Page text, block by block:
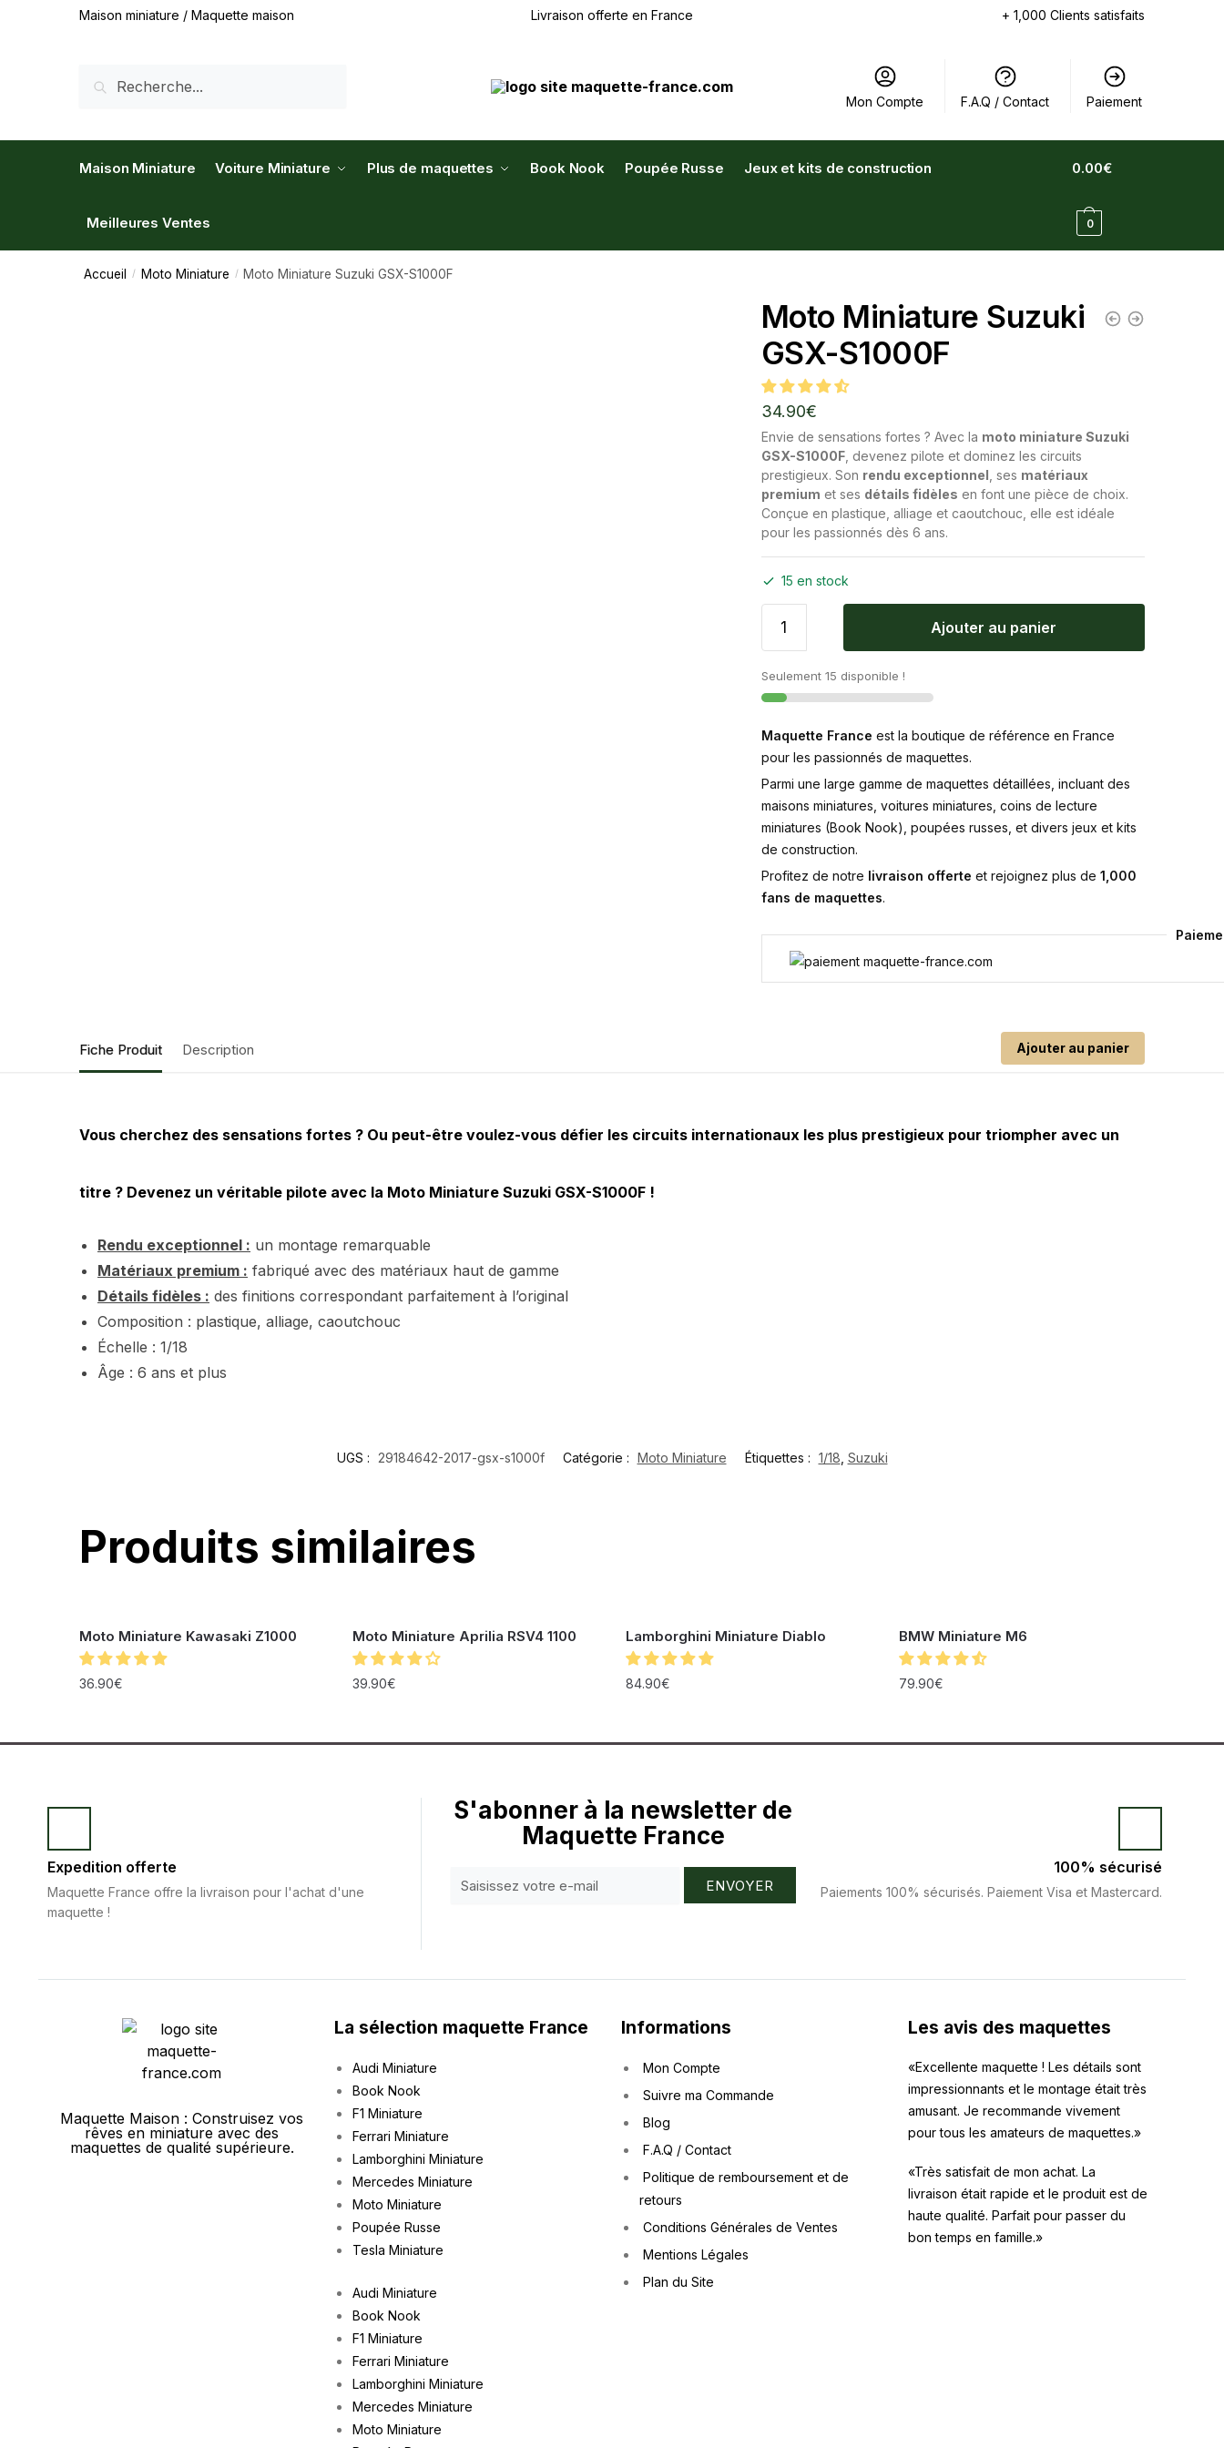
Maison miniature / Maquette maison Livraison offerte en France + 1,000 Clients satisfaits
Mon Compte F.A.Q / Contact Paiement
Maison Miniature Voiture Miniature Plus de maquettes Book Nook Poupée Russe Jeux et kits de construction
Meilleures Ventes
0.00€
0
Accueil / Moto Miniature / Moto Miniature Suzuki GSX-S1000F
Moto Miniature Suzuki
GSX-S1000F
34.90€
Envie de sensations fortes ? Avec la moto miniature Suzuki
GSX-S1000F, devenez pilote et dominez les circuits
prestigieux. Son rendu exceptionnel , ses matériaux
premium et ses détails fidèles en font une pièce de choix.
Conçue en plastique, alliage et caoutchouc, elle est idéale
pour les passionnés dès 6 ans.
15 en stock
Ajouter au panier
Seulement 15 disponible !
Maquette France est la boutique de référence en France
pour les passionnés de maquettes.
Parmi une large gamme de maquettes détaillées, incluant des
maisons miniatures, voitures miniatures, coins de lecture
miniatures (Book Nook), poupées russes, et divers jeux et kits
de construction.
Profitez de notre livraison offerte et rejoignez plus de 1,000
fans de maquettes.
Fiche Produit Description Ajouter au panier
Vous cherchez des sensations fortes ? Ou peut-être voulez-vous défier les circuits internationaux les plus prestigieux pour triompher avec un
titre ? Devenez un véritable pilote avec la Moto Miniature Suzuki GSX-S1000F !
Rendu exceptionnel : un montage remarquable
Matériaux premium : fabriqué avec des matériaux haut de gamme
Détails fidèles : des finitions correspondant parfaitement à l’original
Composition : plastique, alliage, caoutchouc
Échelle : 1/18
Âge : 6 ans et plus
UGS : 29184642-2017-gsx-s1000f Catégorie : Moto Miniature Étiquettes : 1/18 Suzuki
Produits similaires
Moto Miniature Kawasaki Z1000
36.90€
Moto Miniature Aprilia RSV4 1100
39.90€
Lamborghini Miniature Diablo
84.90€
BMW Miniature M6
79.90€
Expedition offerte
Maquette France offre la livraison pour l'achat d'une
maquette !
S'abonner à la newsletter de
Maquette France
ENVOYER
100% sécurisé
Paiements 100% sécurisés. Paiement Visa et Mastercard.
Maquette Maison : Construisez vos
rêves en miniature avec des
maquettes de qualité supérieure.
La sélection maquette France
Audi Miniature
Book Nook
F1 Miniature
Ferrari Miniature
Lamborghini Miniature
Mercedes Miniature
Moto Miniature
Poupée Russe
Tesla Miniature
Audi Miniature
Book Nook
F1 Miniature
Ferrari Miniature
Lamborghini Miniature
Mercedes Miniature
Moto Miniature
Informations
Mon Compte
Suivre ma Commande
Blog
F.A.Q / Contact
Politique de remboursement et de
retours
Conditions Générales de Ventes
Mentions Légales
Plan du Site
Les avis des maquettes
«Excellente maquette ! Les détails sont
impressionnants et le montage était très
amusant. Je recommande vivement
pour tous les amateurs de maquettes.»
«Très satisfait de mon achat. La
livraison était rapide et le produit est de
haute qualité. Parfait pour passer du
bon temps en famille.»